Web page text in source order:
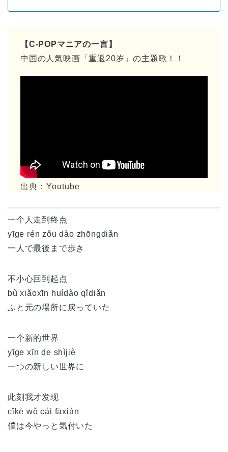
【C-POPマニアの一言】
中国の人気映画「重返20岁」の主題歌！！
出典：Youtube
一个人走到终点
yīge rén zǒu dào zhōngdiǎn
一人で最後まで歩き
不小心回到起点
bù xiǎoxīn huídào qǐdiǎn
ふと元の場所に戻っていた
一个新的世界
yīge xīn de shìjiè
一つの新しい世界に
此刻我才发现
cǐkè wǒ cái fāxiàn
僕は今やっと気付いた